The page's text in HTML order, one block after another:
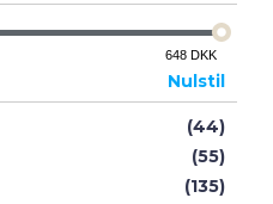
648 DKK
Nulstil
(44)
(55)
(135)